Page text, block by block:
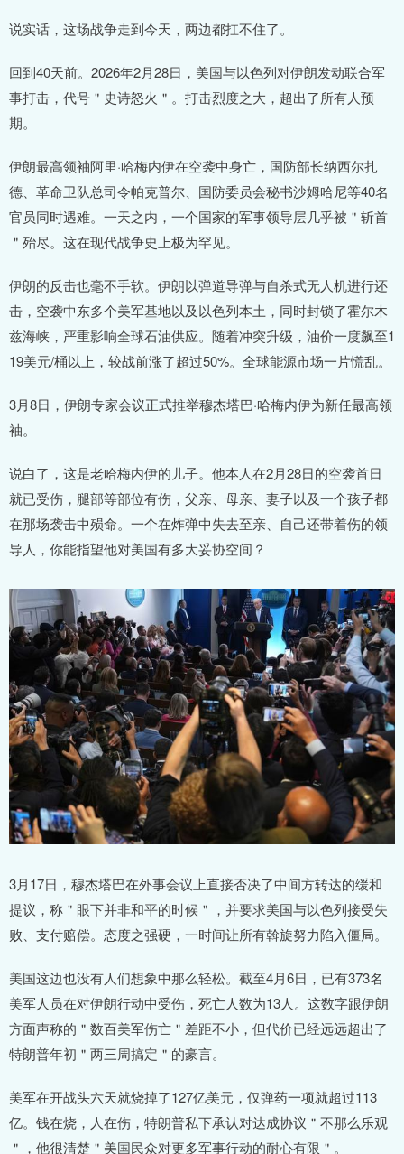
说实话，这场战争走到今天，两边都扛不住了。
回到40天前。2026年2月28日，美国与以色列对伊朗发动联合军
事打击，代号＂史诗怒火＂。打击烈度之大，超出了所有人预
期。
伊朗最高领袖阿里·哈梅内伊在空袭中身亡，国防部长纳西尔扎
德、革命卫队总司令帕克普尔、国防委员会秘书沙姆哈尼等40名
官员同时遇难。一天之内，一个国家的军事领导层几乎被＂斩首
＂殆尽。这在现代战争史上极为罕见。
伊朗的反击也毫不手软。伊朗以弹道导弹与自杀式无人机进行还
击，空袭中东多个美军基地以及以色列本土，同时封锁了霍尔木
兹海峡，严重影响全球石油供应。随着冲突升级，油价一度飙至1
19美元/桶以上，较战前涨了超过50%。全球能源市场一片慌乱。
3月8日，伊朗专家会议正式推举穆杰塔巴·哈梅内伊为新任最高领
袖。
说白了，这是老哈梅内伊的儿子。他本人在2月28日的空袭首日
就已受伤，腿部等部位有伤，父亲、母亲、妻子以及一个孩子都
在那场袭击中殒命。一个在炸弹中失去至亲、自己还带着伤的领
导人，你能指望他对美国有多大妥协空间？
3月17日，穆杰塔巴在外事会议上直接否决了中间方转达的缓和
提议，称＂眼下并非和平的时候＂，并要求美国与以色列接受失
败、支付赔偿。态度之强硬，一时间让所有斡旋努力陷入僵局。
美国这边也没有人们想象中那么轻松。截至4月6日，已有373名
美军人员在对伊朗行动中受伤，死亡人数为13人。这数字跟伊朗
方面声称的＂数百美军伤亡＂差距不小，但代价已经远远超出了
特朗普年初＂两三周搞定＂的豪言。
美军在开战头六天就烧掉了127亿美元，仅弹药一项就超过113
亿。钱在烧，人在伤，特朗普私下承认对达成协议＂不那么乐观
＂，他很清楚＂美国民众对更多军事行动的耐心有限＂。